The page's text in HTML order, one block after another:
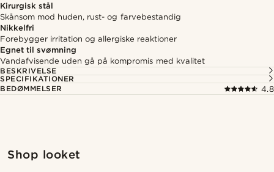
Kirurgisk stål
Skånsom mod huden, rust- og farvebestandig
Nikkelfri
Forebygger irritation og allergiske reaktioner
Egnet til svømning
Vandafvisende uden gå på kompromis med kvalitet
BESKRIVELSE
SPECIFIKATIONER
BEDØMMELSER
4.8
Shop looket